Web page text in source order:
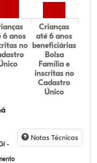
6 anos
no
Crianças
até 6 anos
beneficiárias
Bolsa
Família e
inscritas no
Cadastro
Único
-
Notas Técnicas